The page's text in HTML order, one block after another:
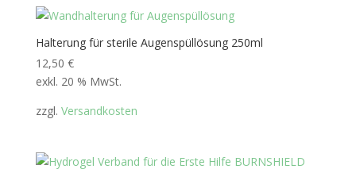
Halterung für sterile Augenspüllösung 250ml
12,50 €
exkl. 20 % MwSt.
zzgl. Versandkosten